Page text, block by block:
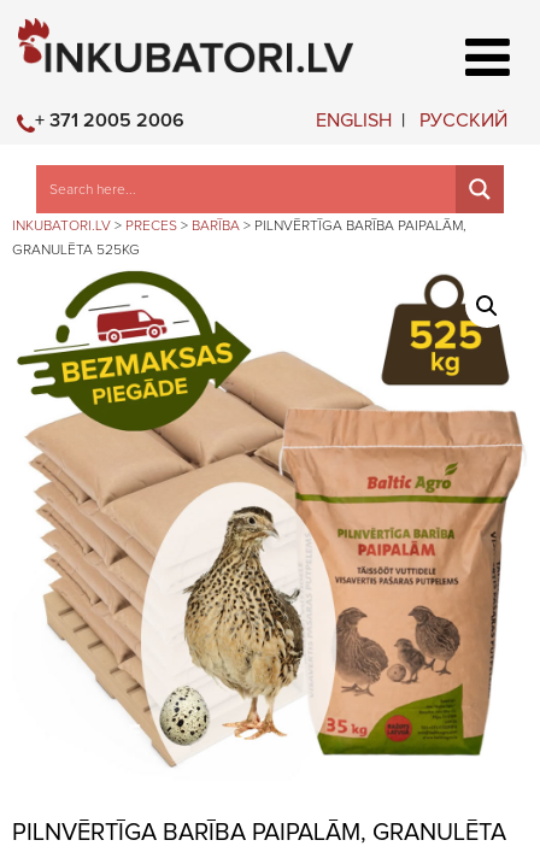
ENGLISH РУССКИЙ
+ 371 2005 2006
INKUBATORI.LV > PRECES > BARĪBA > PILNVĒRTĪGA BARĪBA PAIPALĀM,
GRANULĒTA 525KG
PILNVĒRTĪGA BARĪBA PAIPALĀM, GRANULĒTA